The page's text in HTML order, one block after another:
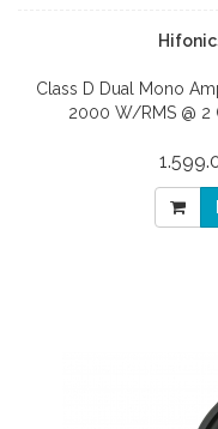
Class D Dual Mono
2000 W/RMS @ 2